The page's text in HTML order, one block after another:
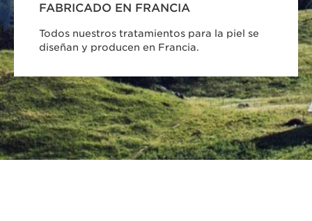
FABRICADO EN FRANCIA
Todos nuestros tratamientos para la piel se
diseñan y producen en Francia.